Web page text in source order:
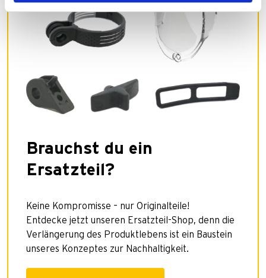
Brauchst du ein
Ersatzteil?
Keine Kompromisse – nur Originalteile!
Entdecke jetzt unseren Ersatzteil-Shop, denn die
Verlängerung des Produktlebens ist ein Baustein
unseres Konzeptes zur Nachhaltigkeit.